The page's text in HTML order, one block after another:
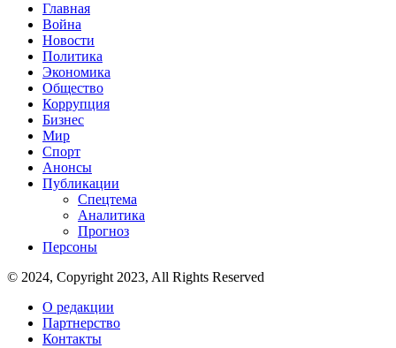
Главная
Война
Новости
Политика
Экономика
Общество
Коррупция
Бизнес
Мир
Спорт
Анонсы
Публикации
Спецтема
Аналитика
Прогноз
Персоны
© 2024, Copyright 2023, All Rights Reserved
О редакции
Партнерство
Контакты